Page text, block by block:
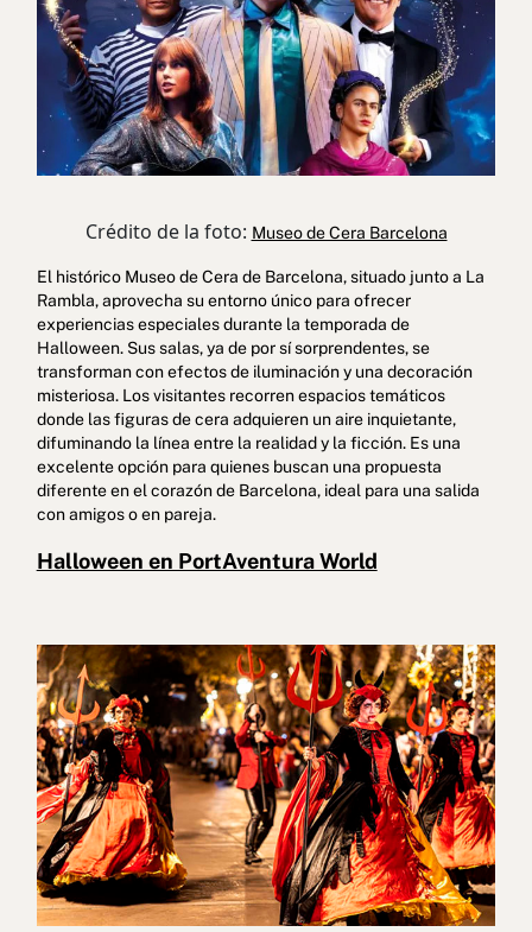
Crédito de la foto: Museo de Cera Barcelona
El histórico Museo de Cera de Barcelona, situado junto a La
Rambla, aprovecha su entorno único para ofrecer
experiencias especiales durante la temporada de
Halloween. Sus salas, ya de por sí sorprendentes, se
transforman con efectos de iluminación y una decoración
misteriosa. Los visitantes recorren espacios temáticos
donde las figuras de cera adquieren un aire inquietante,
difuminando la línea entre la realidad y la ficción. Es una
excelente opción para quienes buscan una propuesta
diferente en el corazón de Barcelona, ideal para una salida
con amigos o en pareja.
Halloween en PortAventura World